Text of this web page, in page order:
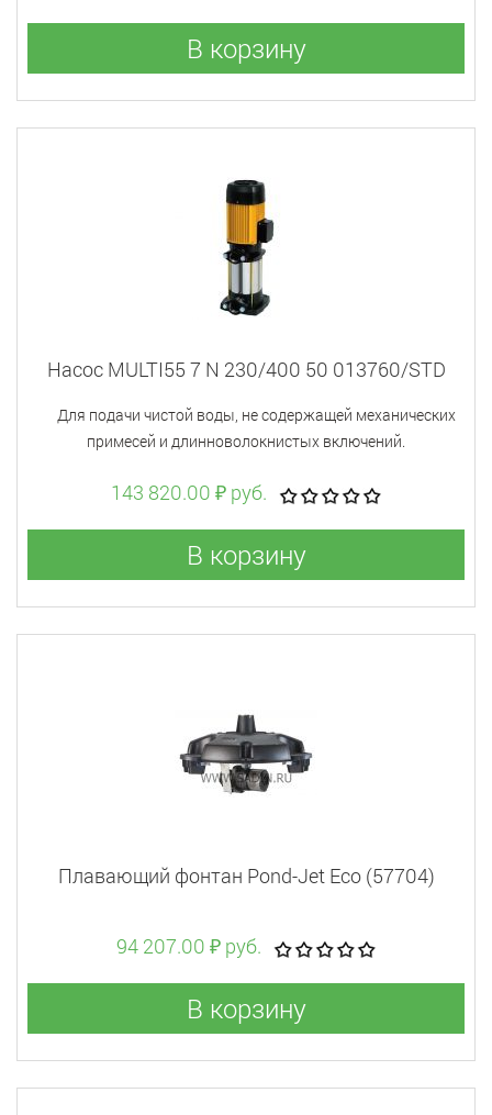
В корзину
Насос MULTI55 7 N 230/400 50 013760/STD
Для подачи чистой воды, не содержащей механических
примесей и длинноволокнистых включений.
143 820.00 ₽ руб.
В корзину
Плавающий фонтан Pond-Jet Eco (57704)
94 207.00 ₽ руб.
В корзину